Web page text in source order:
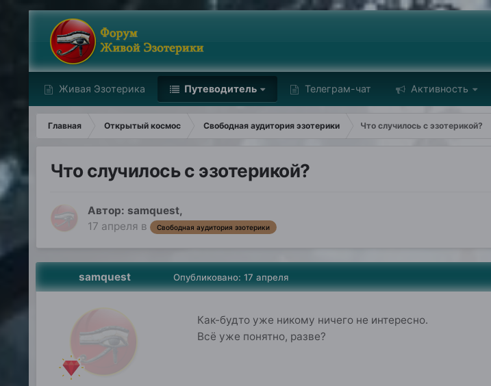
Живая Эзотерика Путеводитель Телеграм-чат Активность
Главная Открытый космос Свободная аудитория эзотерики Что случилось с эзотерикой?
Что случилось с эзотерикой?
Автор: samquest,
17 апреля в Свободная аудитория эзотерики
samquest Опубликовано: 17 апреля
Как-будто уже никому ничего не интересно.
Всё уже понятно, разве?